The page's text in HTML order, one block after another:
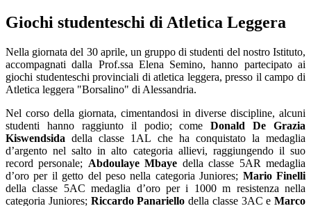
Giochi studenteschi di Atletica Leggera
Nella giornata del 30 aprile, un gruppo di studenti del nostro Istituto,
accompagnati dalla Prof.ssa Elena Semino, hanno partecipato ai
giochi studenteschi provinciali di atletica leggera, presso il campo di
Atletica leggera "Borsalino" di Alessandria.
Nel corso della giornata, cimentandosi in diverse discipline, alcuni
studenti hanno raggiunto il podio; comeDonald De Grazia
Kiswendsidadella classe 1AL che ha conquistato la medaglia
d’argento nel salto in alto categoria allievi, raggiungendo il suo
record personale; Abdoulaye Mbaye della classe 5AR medaglia
d’oro per il getto del peso nella categoria Juniores; Mario Finelli
della classe 5AC medaglia d’oro per i 1000 m resistenza nella
categoria Juniores; Riccardo Panariello della classe 3AC e Marco